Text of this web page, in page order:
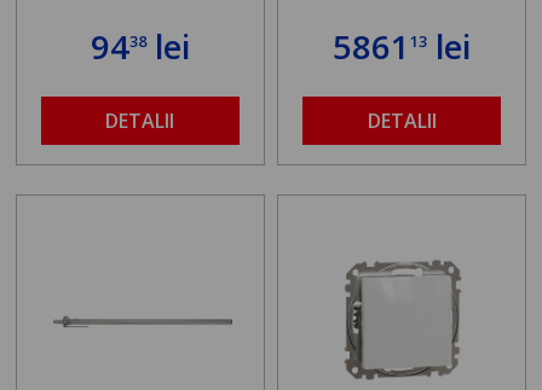
9438lei
DETALII
586113 lei
DETALII